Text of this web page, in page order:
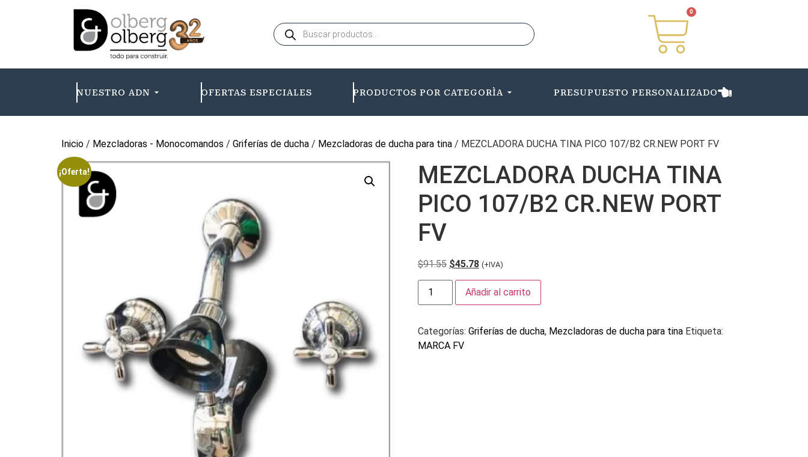
0
NUESTRO ADN OFERTAS ESPECIALES PRODUCTOS POR CATEGORÌA PRESUPUESTO PERSONALIZADO
Inicio / Mezcladoras - Monocomandos / Griferías de ducha / Mezcladoras de ducha para tina / MEZCLADORA DUCHA TINA PICO 107/B2 CR.NEW PORT FV
¡Oferta!
MEZCLADORA DUCHA TINA
PICO 107/B2 CR.NEW PORT
FV
$91.55 $45.78 (+IVA)
Añadir al carrito
Categorías: Griferías de ducha, Mezcladoras de ducha para tina Etiqueta:
MARCA FV